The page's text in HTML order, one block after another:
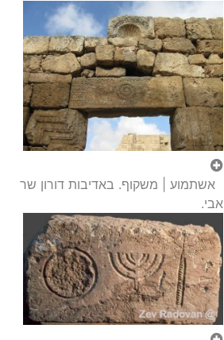
אשתמוע | משקוף. באדיבות דורון שר
אבי.